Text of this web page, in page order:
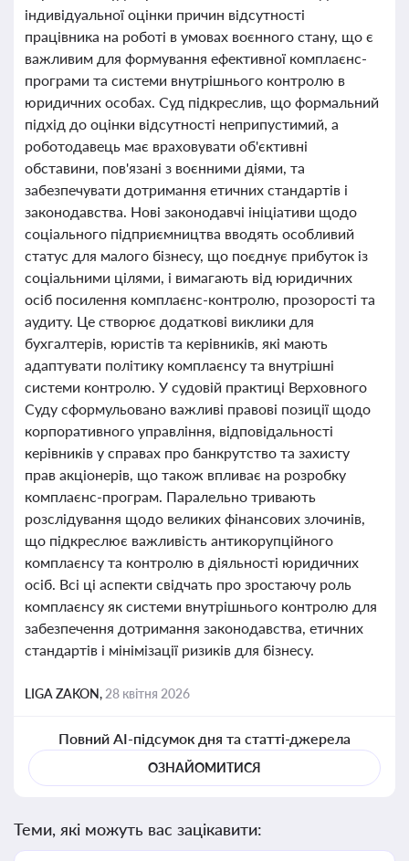
індивідуальної оцінки причин відсутності
працівника на роботі в умовах воєнного стану, що є
важливим для формування ефективної комплаєнс-
програми та системи внутрішнього контролю в
юридичних особах. Суд підкреслив, що формальний
підхід до оцінки відсутності неприпустимий, а
роботодавець має враховувати об'єктивні
обставини, пов'язані з воєнними діями, та
забезпечувати дотримання етичних стандартів і
законодавства. Нові законодавчі ініціативи щодо
соціального підприємництва вводять особливий
статус для малого бізнесу, що поєднує прибуток із
соціальними цілями, і вимагають від юридичних
осіб посилення комплаєнс-контролю, прозорості та
аудиту. Це створює додаткові виклики для
бухгалтерів, юристів та керівників, які мають
адаптувати політику комплаєнсу та внутрішні
системи контролю. У судовій практиці Верховного
Суду сформульовано важливі правові позиції щодо
корпоративного управління, відповідальності
керівників у справах про банкрутство та захисту
прав акціонерів, що також впливає на розробку
комплаєнс-програм. Паралельно тривають
розслідування щодо великих фінансових злочинів,
що підкреслює важливість антикорупційного
комплаєнсу та контролю в діяльності юридичних
осіб. Всі ці аспекти свідчать про зростаючу роль
комплаєнсу як системи внутрішнього контролю для
забезпечення дотримання законодавства, етичних
стандартів і мінімізації ризиків для бізнесу.
LIGA ZAKON, 28 квітня 2026
Повний AI-підсумок дня та статті-джерела
ОЗНАЙОМИТИСЯ
Теми, які можуть вас зацікавити: